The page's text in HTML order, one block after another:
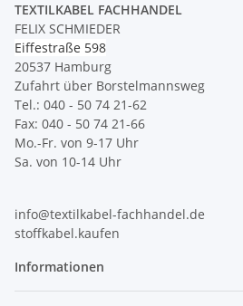
TEXTILKABEL FACHHANDEL
FELIX SCHMIEDER
Eiffestraße 598
20537 Hamburg
Zufahrt über Borstelmannsweg
Tel.: 040 - 50 74 21-62
Fax: 040 - 50 74 21-66
Mo.-Fr. von 9-17 Uhr
Sa. von 10-14 Uhr
info@textilkabel-fachhandel.de
stoffkabel.kaufen
Informationen